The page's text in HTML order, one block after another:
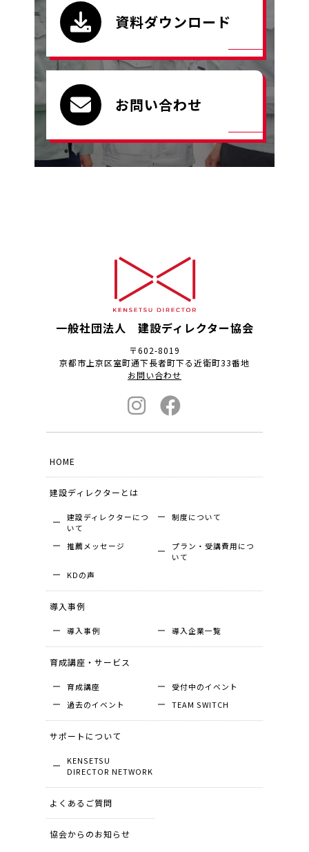
資料ダウンロード
お問い合わせ
一般社団法人 建設ディレクター協会
〒602-8019
京都市上京区室町通下長者町下る近衛町33番地
お問い合わせ
HOME
建設ディレクターとは
建設ディレクターにつ
いて
制度について
推薦メッセージ
プラン・受講費用につ
いて
KDの声
導入事例
導入事例 導入企業⼀覧
育成講座・サービス
育成講座
受付中のイベント
過去のイベント
TEAM SWITCH
サポートについて
KENSETSU
DIRECTOR NETWORK
よくあるご質問
協会からのお知らせ